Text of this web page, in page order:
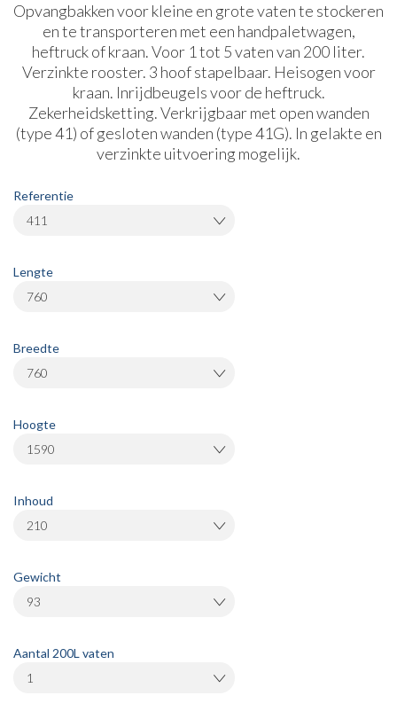
Opvangbakken voor kleine en grote vaten te stockeren
en te transporteren met een handpaletwagen,
heftruck of kraan. Voor 1 tot 5 vaten van 200 liter.
Verzinkte rooster. 3 hoof stapelbaar. Heisogen voor
kraan. Inrijdbeugels voor de heftruck.
Zekerheidsketting. Verkrijgbaar met open wanden
(type 41) of gesloten wanden (type 41G). In gelakte en
verzinkte uitvoering mogelijk.
Referentie
411
Lengte
760
Breedte
760
Hoogte
1590
Inhoud
210
Gewicht
93
Aantal 200L vaten
1